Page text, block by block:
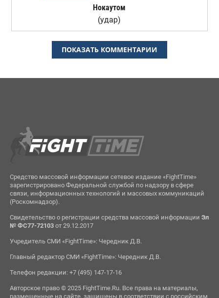
Нокаутом
(удар)
ПОКАЗАТЬ КОММЕНТАРИИ
Средство массовой информации сетевое издание «FightTime»
зарегистрировано Федеральной службой по надзору в сфере
связи, информационных технологий и массовых коммуникаций
(Роскомнадзор).
Свидетельство о регистрации средства массовой информации Эл
№ ФС77-72103от 29.12.2017
Учредитель СМИ «FightTime»: Чередник Д.В.
Главный редактор СМИ «FightTime»: Чередник Д.В.
Телефон редакции: +7 (495) 147-17-16
Авторское право © 2025 FightTime.Ru. Все права на материалы,
размещенные на сайте, защищены в соответствии с российским